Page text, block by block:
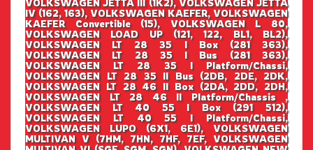
VOLKSWAGEN JETTA III (1K2), VOLKSWAGEN JETTA
IV (162, 163), VOLKSWAGEN KAEFER, VOLKSWAGEN
KAEFER Convertible (15), VOLKSWAGEN L 80,
VOLKSWAGEN LOAD UP (121, 122, BL1, BL2),
VOLKSWAGEN LT 28 35 I Box (281 363),
VOLKSWAGEN LT 28 35 I Bus (281 363),
VOLKSWAGEN LT 28 35 I Platform/Chassi,
VOLKSWAGEN LT 28 35 II Bus (2DB, 2DE, 2DK,
VOLKSWAGEN LT 28 46 II Box (2DA, 2DD, 2DH,
VOLKSWAGEN LT 28 46 II Platform/Chassis ,
VOLKSWAGEN LT 40 55 I Box (291 512),
VOLKSWAGEN LT 40 55 I Platform/Chassi,
VOLKSWAGEN LUPO (6X1, 6E1), VOLKSWAGEN
MULTIVAN V (7HM, 7HN, 7HF, 7EF, VOLKSWAGEN